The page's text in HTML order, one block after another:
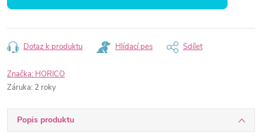
Dotaz k produktu Hlídací pes Sdílet
Značka: HORICO
Záruka: 2 roky
Popis produktu